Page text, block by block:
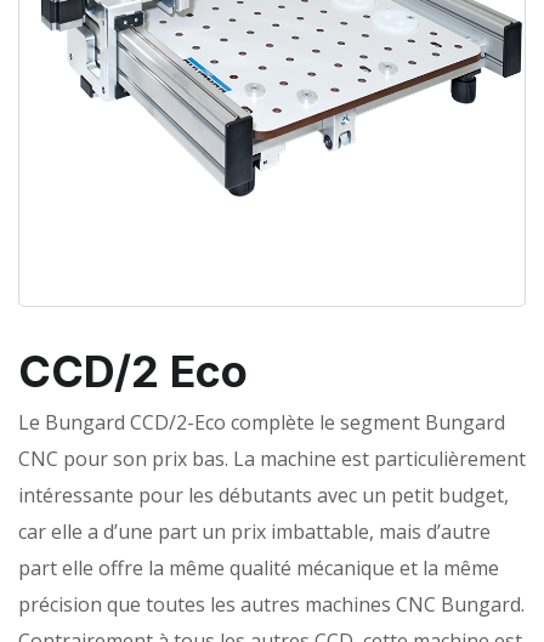
CCD/2 Eco
Le Bungard CCD/2-Eco complète le segment Bungard
CNC pour son prix bas. La machine est particulièrement
intéressante pour les débutants avec un petit budget,
car elle a d’une part un prix imbattable, mais d’autre
part elle offre la même qualité mécanique et la même
précision que toutes les autres machines CNC Bungard.